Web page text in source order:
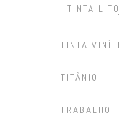
TINTA
TINTA
TITÂNIO
TRABALHO